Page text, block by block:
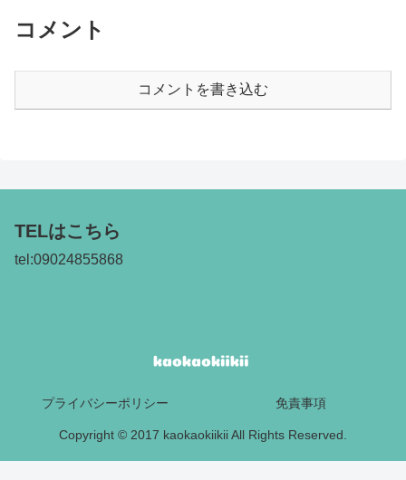
コメント
コメントを書き込む
TELはこちら
tel:09024855868
プライバシーポリシー 免責事項
Copyright © 2017 kaokaokiikii All Rights Reserved.